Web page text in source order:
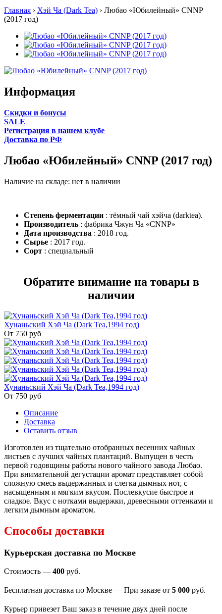
Главная › Хэй Ча (Dark Tea) › Любао «Юбилейный» CNNP
(2017 год)
Информация
Cкидки и бонусы
SALE
Регистрация в нашем клубе
Доставка по РФ
Любао «Юбилейный» CNNP (2017 год)
Наличие на складе: нет в наличии
Степень ферментации : тёмный чай хэйча (darktea).
Производитель : фабрика Чжун Ча «CNNP»
Дата производства : 2018 год.
Сырье : 2017 год.
Сорт : специальный
Обратите внимание на товары в
наличии
Хунаньский Хэй Ча (Dark Tea,1994 год)
От 750 руб
Хунаньский Хэй Ча (Dark Tea,1994 год)
От 750 руб
Описание
Доставка
Оставить отзыв
Изготовлен из тщательно отобранных весенних чайных
листьев с лучших чайных плантаций. Выпущен в честь
первой годовщины работы нового чайного завода Любао.
При внимательной дегустации аромат представляет собой
сложную смесь выдержанных и слегка дымных нот, с
насыщенным и мягким вкусом. Послевкусие быстрое и
сладкое. Вкус с нотками выдержки, древесными оттенками и
легким дымным ароматом.
Способы доставки
Курьерская доставка по Москве
Стоимость — 400 руб.
Бесплатная доставка по Москве — При заказе от 5 000 руб.
Курьер привезет Ваш заказ в течение двух дней после